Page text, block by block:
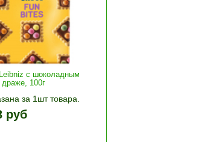
с шоколадным
100г
за 1шт товара.
кнопками «+»
нужное
руб